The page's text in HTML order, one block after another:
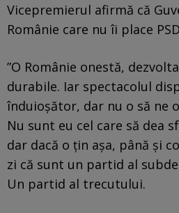
Vicepremierul afirmă că
Românie care nu îi place
”O Românie onestă,
durabile. Iar spectacolul
înduioşător, dar nu o să ne
Nu sunt eu cel care să dea
dar dacă o ţin aşa, până şi
zi că sunt un partid al
Un partid al trecutului.